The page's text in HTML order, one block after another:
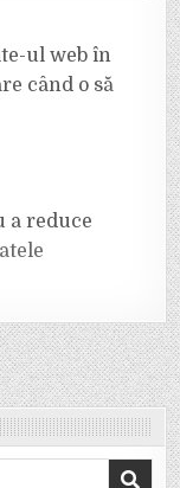
ul web în
când o să
a reduce